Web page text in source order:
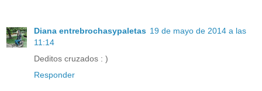
Diana entrebrochasypaletas 19 de mayo de 2014 a las
11:14
Deditos cruzados : )
Responder